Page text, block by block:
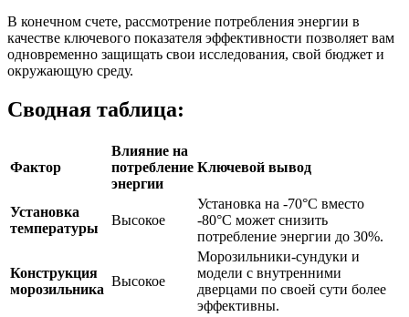
В конечном счете, рассмотрение потребления энергии в
качестве ключевого показателя эффективности позволяет вам
одновременно защищать свои исследования, свой бюджет и
окружающую среду.
Сводная таблица:
Фактор
Влияние на
потребление
энергии
Ключевой вывод
Установка
температуры
Высокое
Установка на -70°C вместо
-80°C может снизить
потребление энергии до 30%.
Конструкция
морозильника
Высокое
Морозильники-сундуки и
модели с внутренними
дверцами по своей сути более
эффективны.